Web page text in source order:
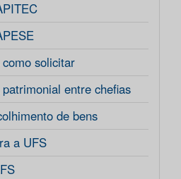
solicitar
entre chefias
de bens
a UFS